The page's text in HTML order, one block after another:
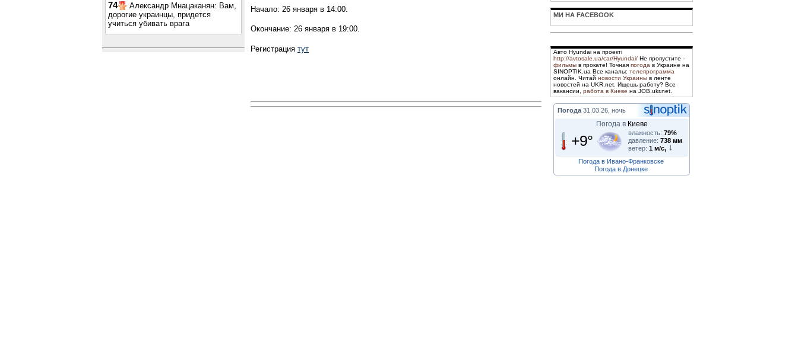
74
Александр Мнацаканян: Вам,
дорогие украинцы, придется
учиться убивать врага
Начало: 26 января в 14:00.
Окончание: 26 января в 19:00.
Регистрaция тут
МИ НА FACEBOOK
Авто Hyundai на проекті
http://avtosale.ua/car/Hyundai/ Не пропустите -
фильмы в прокате! Точная погода в Украине на
SINOPTIK.ua Все каналы: телепрограмма
онлайн. Читай новости Украины в ленте
новостей на UKR.net. Ищешь работу? Все
вакансии, работа в Киеве на JOB.ukr.net.
Погода 31.03.26, ночь
Погода в Киеве
+9° влажность: 79%
давление: 738 мм
ветер: 1 м/с,
Погода в Ивано-Франковске
Погода в Донецке